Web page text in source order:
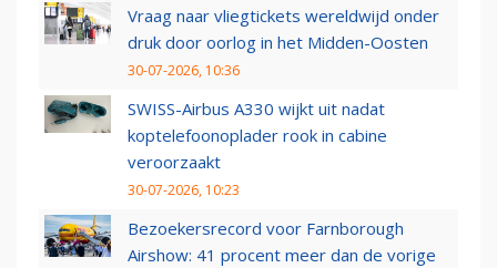
Vraag naar vliegtickets wereldwijd onder
druk door oorlog in het Midden-Oosten
30-07-2026, 10:36
SWISS-Airbus A330 wijkt uit nadat
koptelefoonoplader rook in cabine
veroorzaakt
30-07-2026, 10:23
Bezoekersrecord voor Farnborough
Airshow: 41 procent meer dan de vorige